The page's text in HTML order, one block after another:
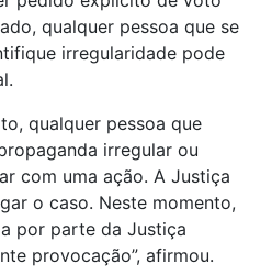
qualquer pessoa que se
irregularidade pode
qualquer pessoa que
irregular ou
com uma ação. A Justiça
o caso. Neste momento,
por parte da Justiça
provocação”, afirmou.